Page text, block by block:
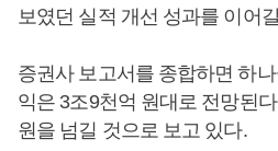
보였던 실적 개선 성과를 이어
증권사 보고서를 종합하면 하
익은 3조9천억 원대로 전망된
원을 넘길 것으로 보고 있다.